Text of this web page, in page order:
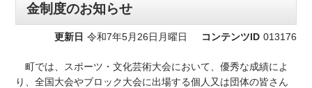
金制度のお知らせ
更新日 令和7年5月26日月曜日 コンテンツID 013176
町では、スポーツ・文化芸術大会において、優秀な成績によ
り、全国大会やブロック大会に出場する個人又は団体の皆さん